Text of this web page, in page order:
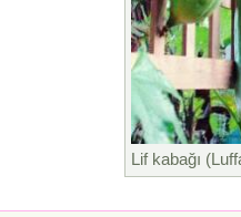
Lif kabağı